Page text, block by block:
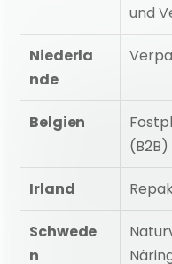
und
Niederla
nde
Belgien
(B2B)
Irland
Schwede
n